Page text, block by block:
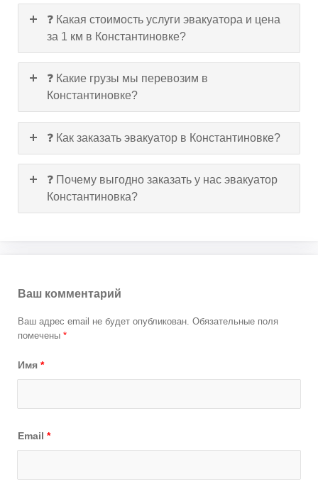
❓ Какая стоимость услуги эвакуатора и цена
за 1 км в Константиновке?
❓ Какие грузы мы перевозим в
Константиновке?
❓ Как заказать эвакуатор в Константиновке?
❓ Почему выгодно заказать у нас эвакуатор
Константиновка?
Ваш комментарий
Ваш адрес email не будет опубликован. Обязательные поля
помечены *
Имя *
Email *